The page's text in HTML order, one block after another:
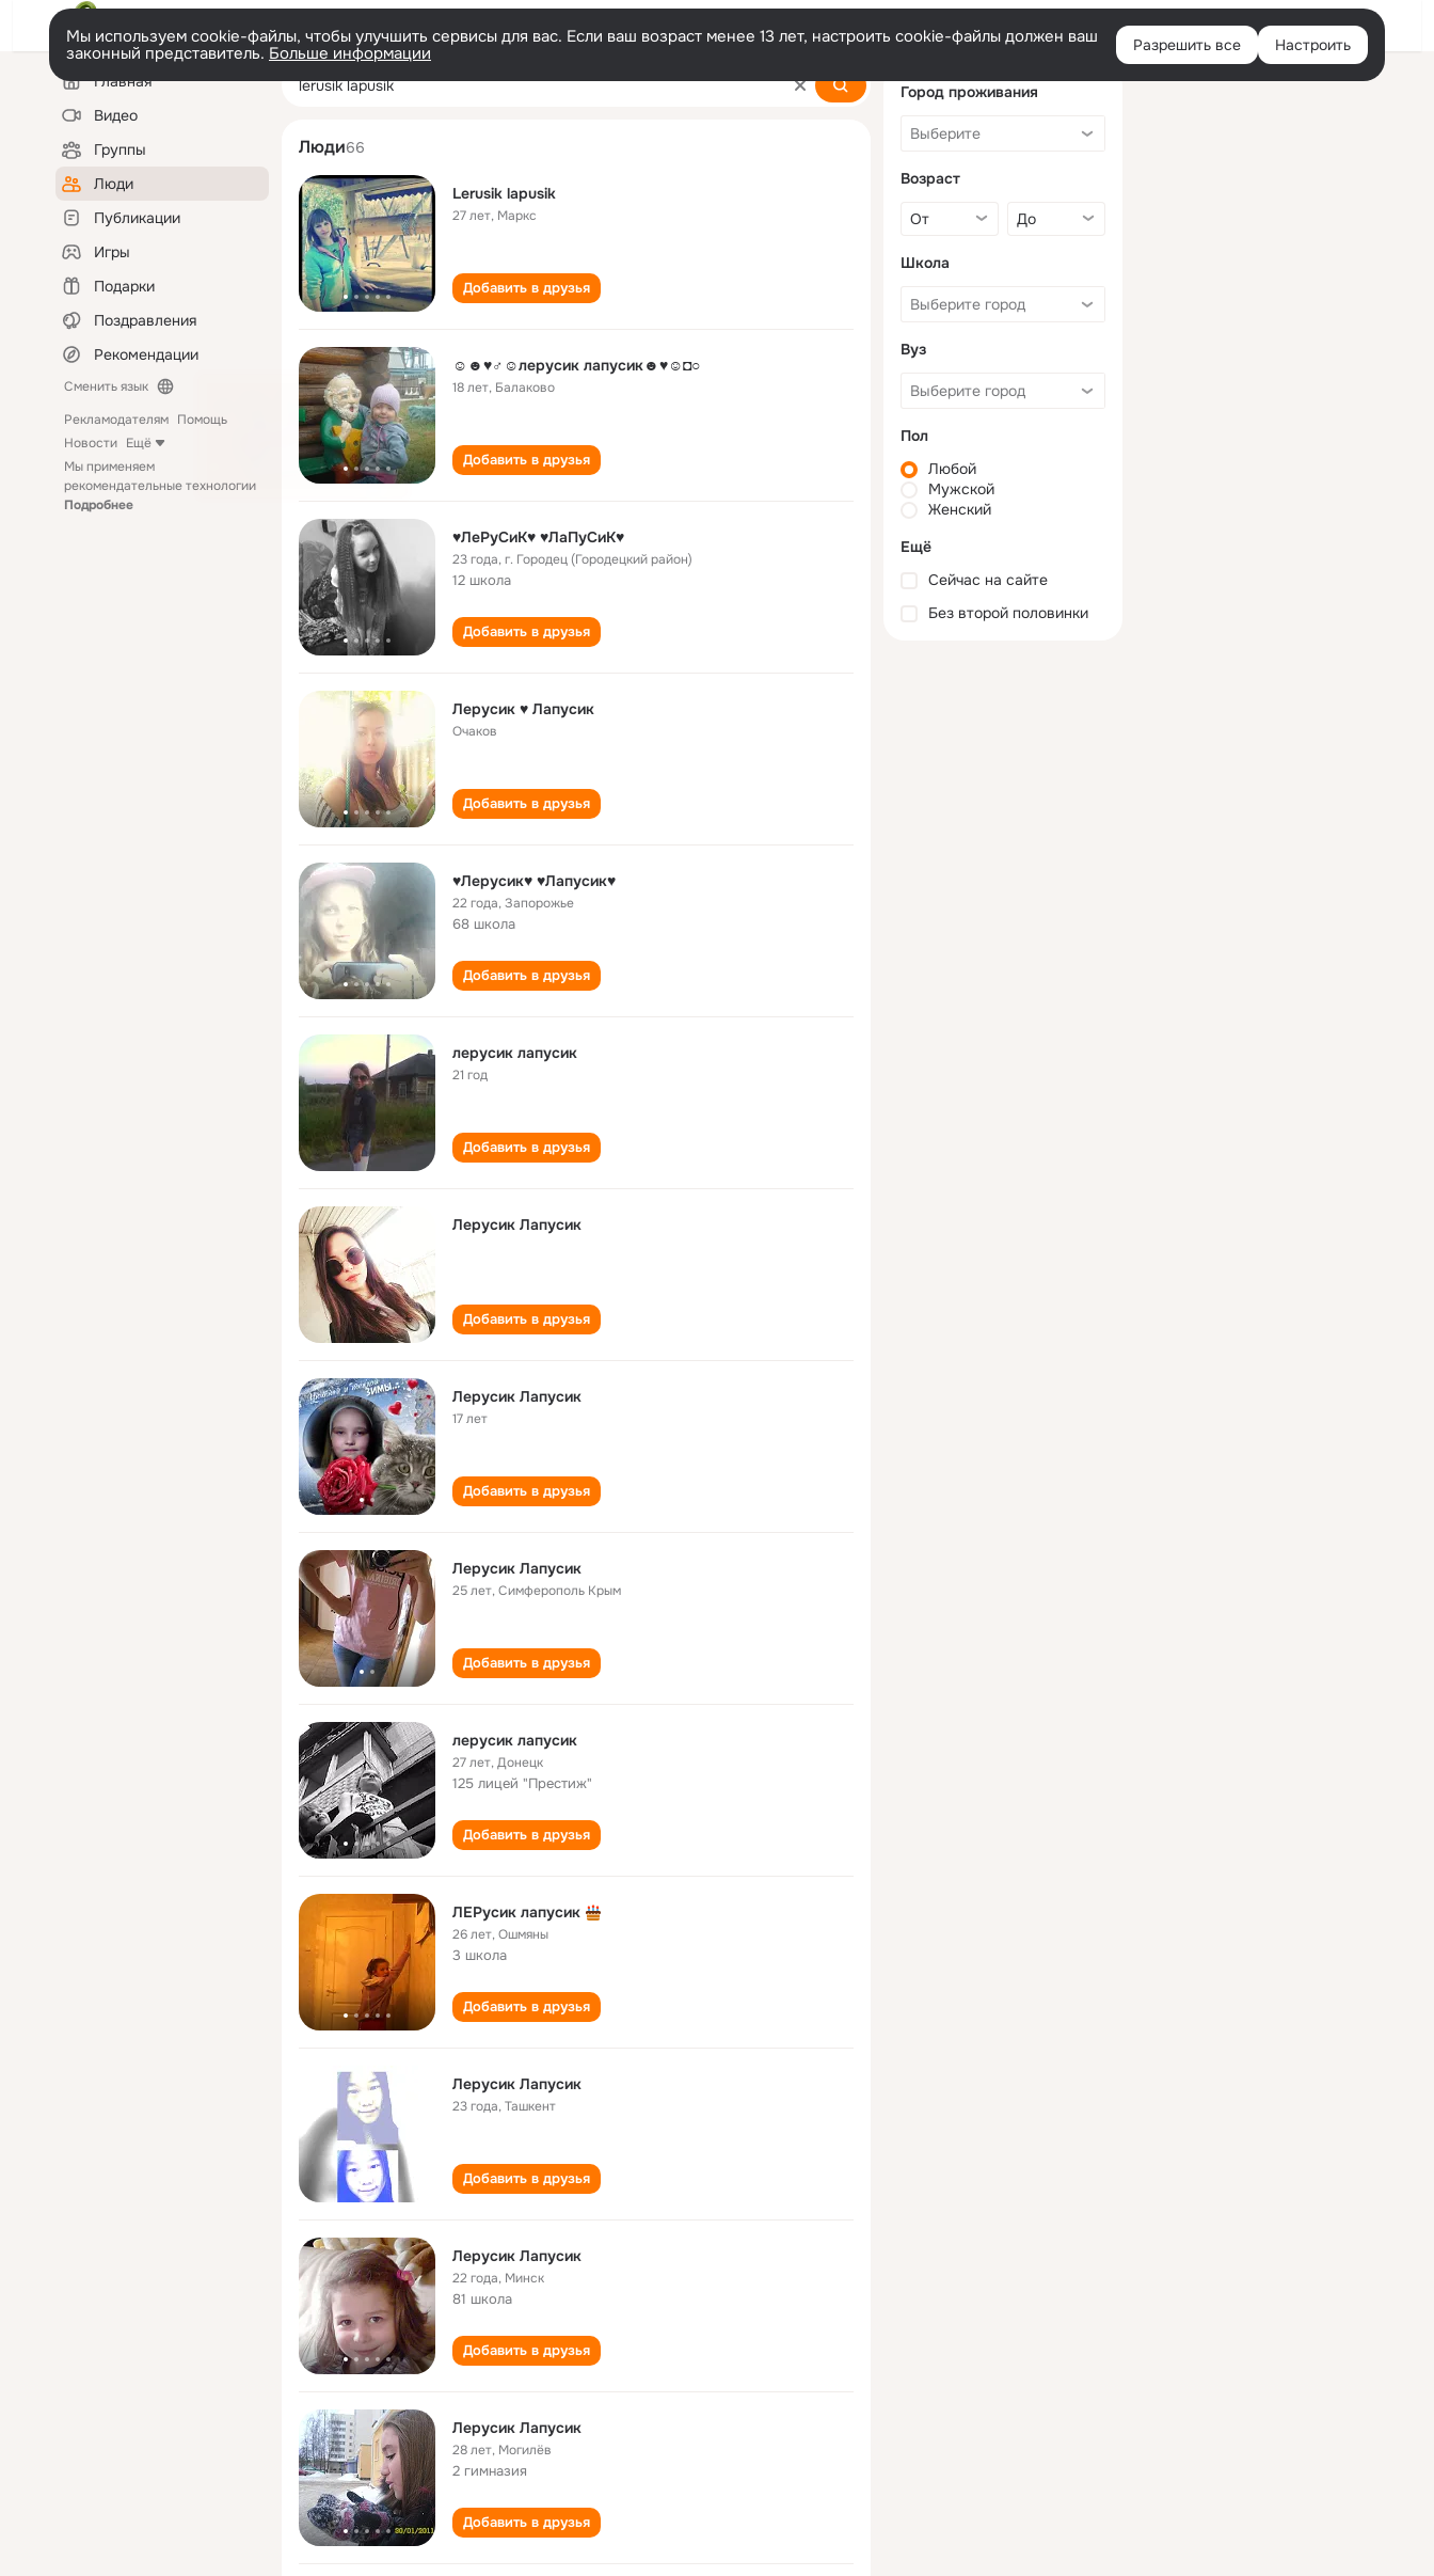
Войти
Мы используем cookie-файлы, чтобы улучшить сервисы для вас. Если ваш возраст менее 13 лет, настроить cookie-файлы должен ваш
законный представитель. Больше информации Разрешить все Настроить
Левая
колонкаГлавная
Видео
Группы
Люди
Публикации
Игры
Подарки
Поздравления
Рекомендации
Сменить язык
Рекламодателям Помощь
Новости Ещё
Мы применяем
рекомендательные технологии
Подробнее
lerusik lapusik
Люди66
Lerusik lapusik
27 лет, Маркс
Добавить в друзья
☺☻♥♂☺лерусик лапусик☻♥☺◘○
18 лет, Балаково
Добавить в друзья
♥ЛеРуСиК♥ ♥ЛаПуСиК♥
23 года,г. Городец (Городецкий район)
12 школа
Добавить в друзья
Лерусик ♥ Лапусик
Очаков
Добавить в друзья
♥Лерусик♥ ♥Лапусик♥
22 года,Запорожье
68 школа
Добавить в друзья
лерусик лапусик
21 год
Добавить в друзья
Лерусик Лапусик
Добавить в друзья
Лерусик Лапусик
17 лет
Добавить в друзья
Лерусик Лапусик
25 лет,Симферополь Крым
Добавить в друзья
лерусик лапусик
27 лет,Донецк
125 лицей "Престиж"
Добавить в друзья
ЛЕРусик лапусик
26 лет,Ошмяны
3 школа
Добавить в друзья
Лерусик Лапусик
23 года,Ташкент
Добавить в друзья
Лерусик Лапусик
22 года, Минск
81 школа
Добавить в друзья
Лерусик Лапусик
28 лет, Могилёв
2 гимназия
Добавить в друзья
Город проживания
Возраст
Школа
Вуз
Пол
Любой
Мужской
Женский
Ещё
Сейчас на сайте
Без второй половинки